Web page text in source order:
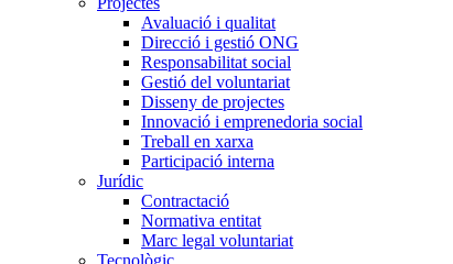
Avaluació i qualitat
Direcció i gestió ONG
Responsabilitat social
Gestió del voluntariat
Disseny de projectes
Innovació i emprenedoria social
Treball en xarxa
Participació interna
Jurídic
Contractació
Normativa entitat
Marc legal voluntariat